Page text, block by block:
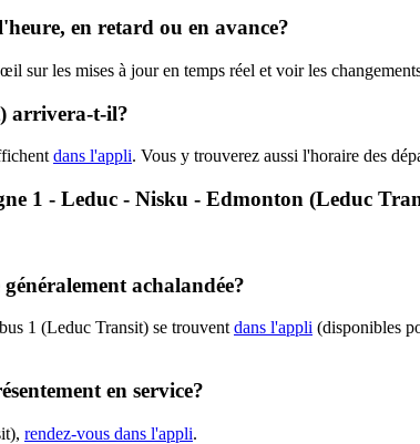
en retard ou en avance?
sur les mises à jour en temps réel et voir les
arrivera-t-il?
dans l'appli. Vous y trouverez aussi l'horaire des
1 - Leduc - Nisku - Edmonton (Leduc
achalandée?
1 (Leduc Transit) se trouvent dans l'appli (disponibles
en service?
rendez-vous dans l'appli.